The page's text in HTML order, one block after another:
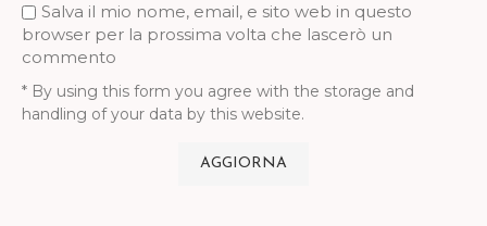
Salva il mio nome, email, e sito web in questo
browser per la prossima volta che lascerò un
commento
* By using this form you agree with the storage and
handling of your data by this website.